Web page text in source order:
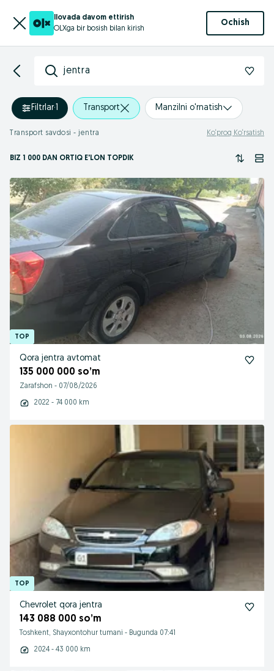
Ilovada davom ettirish
OLXga bir bosish bilan kirish
Ochish
jentra
Filtrlar·1 Transport Manzilni o'rnatish
Transport savdosi - jentra Ko‘proq Ko‘rsatish
BIZ 1 000 DAN ORTIQ E'LON TOPDIK
Qora jentra avtomat
135 000 000 so’m
Zarafshon - 07/08/2026
2022 - 74 000 km
Chevrolet qora jentra
143 088 000 so’m
Toshkent, Shayxontohur tumani - Bugunda 07:41
2024 - 43 000 km